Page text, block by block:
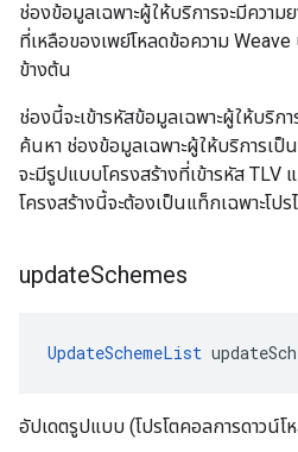
ช่องข้อมูลเฉพาะผู้ให้บริการจะมีควา
ที่เหลือของเพย์โหลดข้อความ
ข้างต้น
ช่องนี้จะเข้ารหัสข้อมูลเฉพาะผู้ให้บริ
ค้นหา ช่องข้อมูลเฉพาะผู้ให้บริการเ
จะมีรูปแบบโครงสร้างที่เข้ารหัส TLV
โครงสร้างนี้จะต้องเป็นแท็กเฉพาะโ
updateSchemes
UpdateSchemeList
อัปเดตรูปแบบ (โปรโตคอลการดาวน์